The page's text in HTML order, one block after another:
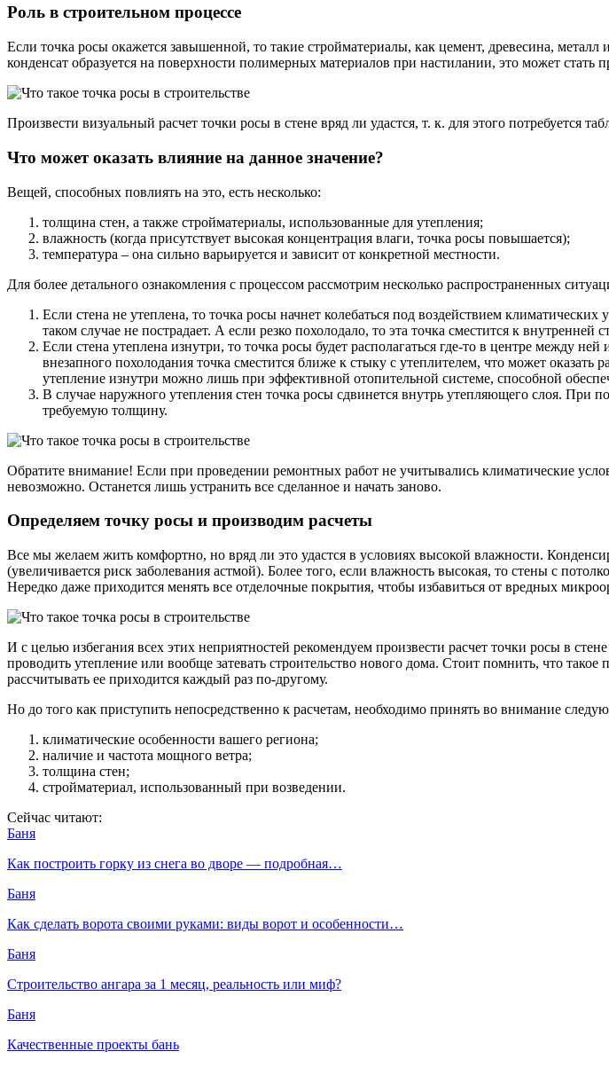
Роль в строительном процессе
Если точка росы окажется завышенной, то такие стройматериалы, как цемент, древесина,
конденсат образуется на поверхности полимерных материалов при настилании, это может
Произвести визуальный расчет точки росы в стене вряд ли удастся, т. к. для этого потребуется
Что может оказать влияние на данное значение?
Вещей, способных повлиять на это, есть несколько:
толщина стен, а также стройматериалы, использованные для утепления;
влажность (когда присутствует высокая концентрация влаги, точка росы повышается);
температура – она сильно варьируется и зависит от конкретной местности.
Для более детального ознакомления с процессом рассмотрим несколько распространенных
Если стена не утеплена, то точка росы начнет колебаться под воздействием
таком случае не пострадает. А если резко похолодало, то эта точка сместится к
Если стена утеплена изнутри, то точка росы будет располагаться где-то в центре между
внезапного похолодания точка сместится ближе к стыку с утеплителем, что может
утепление изнутри можно лишь при эффективной отопительной системе, способной
В случае наружного утепления стен точка росы сдвинется внутрь утепляющего слоя. При
требуемую толщину.
Обратите внимание! Если при проведении ремонтных работ не учитывались климатические
невозможно. Останется лишь устранить все сделанное и начать заново.
Определяем точку росы и производим расчеты
Все мы желаем жить комфортно, но вряд ли это удастся в условиях высокой влажности.
(увеличивается риск заболевания астмой). Более того, если влажность высокая, то стены с
Нередко даже приходится менять все отделочные покрытия, чтобы избавиться от вредных
И с целью избегания всех этих неприятностей рекомендуем произвести расчет точки росы в
проводить утепление или вообще затевать строительство нового дома. Стоит помнить, что
рассчитывать ее приходится каждый раз по-другому.
Но до того как приступить непосредственно к расчетам, необходимо принять во внимание
климатические особенности вашего региона;
наличие и частота мощного ветра;
толщина стен;
стройматериал, использованный при возведении.
Сейчас читают:
Баня
Как построить горку из снега во дворе — подробная…
Баня
Как сделать ворота своими руками: виды ворот и особенности…
Баня
Строительство ангара за 1 месяц, реальность или миф?
Баня
Качественные проекты бань